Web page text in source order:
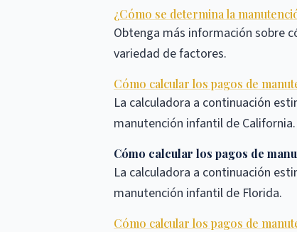
¿Cómo se determina la
Obtenga más información sobre
variedad de factores.
Cómo calcular los pagos de
La calculadora a continuación
manutención infantil de California.
Cómo calcular los pagos de
La calculadora a continuación
manutención infantil de Florida.
Cómo calcular los pagos de